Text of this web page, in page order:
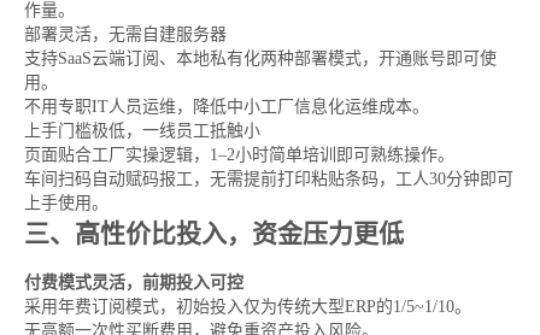
作量。
部署灵活，无需自建服务器
支持SaaS云端订阅、本地私有化两种部署模式，开通账号即可使
用。
不用专职IT人员运维，降低中小工厂信息化运维成本。
上手门槛极低，一线员工抵触小
页面贴合工厂实操逻辑，1–2小时简单培训即可熟练操作。
车间扫码自动赋码报工，无需提前打印粘贴条码，工人30分钟即可
上手使用。
三、高性价比投入，资金压力更低
付费模式灵活，前期投入可控
采用年费订阅模式，初始投入仅为传统大型ERP的1/5~1/10。
无高额一次性买断费用，避免重资产投入风险。